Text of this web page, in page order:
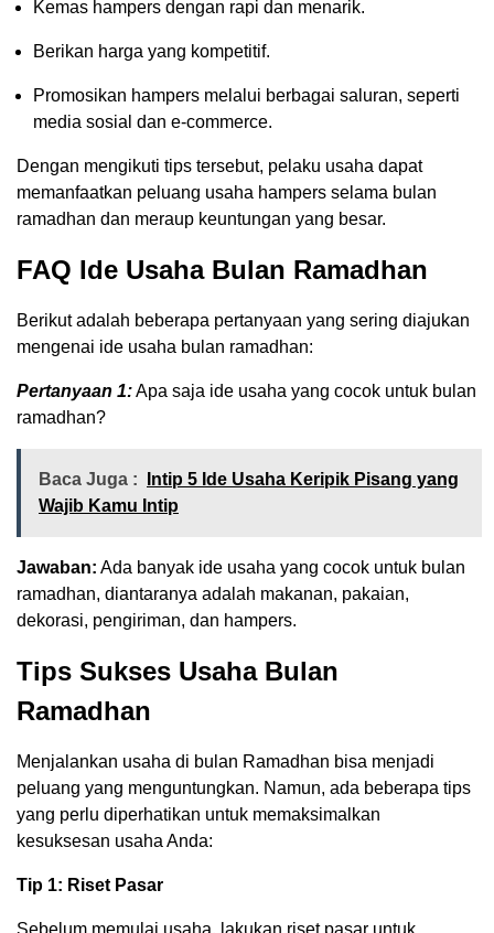
Kemas hampers dengan rapi dan menarik.
Berikan harga yang kompetitif.
Promosikan hampers melalui berbagai saluran, seperti
media sosial dan e-commerce.
Dengan mengikuti tips tersebut, pelaku usaha dapat
memanfaatkan peluang usaha hampers selama bulan
ramadhan dan meraup keuntungan yang besar.
FAQ Ide Usaha Bulan Ramadhan
Berikut adalah beberapa pertanyaan yang sering diajukan
mengenai ide usaha bulan ramadhan:
Pertanyaan 1:Apa saja ide usaha yang cocok untuk bulan
ramadhan?
Baca Juga :
Intip 5 Ide Usaha Keripik Pisang yang
Wajib Kamu Intip
Jawaban: Ada banyak ide usaha yang cocok untuk bulan
ramadhan, diantaranya adalah makanan, pakaian,
dekorasi, pengiriman, dan hampers.
Tips Sukses Usaha Bulan
Ramadhan
Menjalankan usaha di bulan Ramadhan bisa menjadi
peluang yang menguntungkan. Namun, ada beberapa tips
yang perlu diperhatikan untuk memaksimalkan
kesuksesan usaha Anda:
Tip 1: Riset Pasar